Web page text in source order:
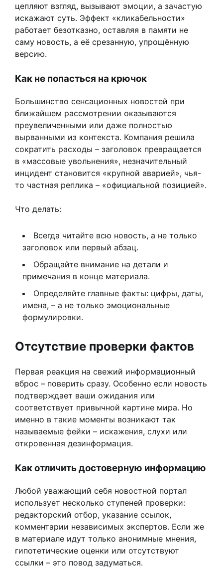
цепляют взгляд, вызывают эмоции, а зачастую
искажают суть. Эффект «кликабельности»
работает безотказно, оставляя в памяти не
саму новость, а её срезанную, упрощённую
версию.
Как не попасться на крючок
Большинство сенсационных новостей при
ближайшем рассмотрении оказываются
преувеличенными или даже полностью
вырванными из контекста. Компания решила
сократить расходы – заголовок превращается
в «массовые увольнения», незначительный
инцидент становится «крупной аварией», чья-
то частная реплика – «официальной позицией».
Что делать:
Всегда читайте всю новость, а не только
заголовок или первый абзац.
Обращайте внимание на детали и
примечания в конце материала.
Определяйте главные факты: цифры, даты,
имена, – а не только эмоциональные
формулировки.
Отсутствие проверки фактов
Первая реакция на свежий информационный
вброс – поверить сразу. Особенно если новость
подтверждает ваши ожидания или
соответствует привычной картине мира. Но
именно в такие моменты возникают так
называемые фейки – искажения, слухи или
откровенная дезинформация.
Как отличить достоверную информацию
Любой уважающий себя новостной портал
использует несколько ступеней проверки:
редакторский отбор, указание ссылок,
комментарии независимых экспертов. Если же
в материале идут только анонимные мнения,
гипотетические оценки или отсутствуют
ссылки – это повод задуматься.